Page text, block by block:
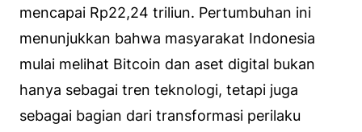
mencapai Rp22,24 triliun. Pertumbuhan ini
menunjukkan bahwa masyarakat Indonesia
mulai melihat Bitcoin dan aset digital bukan
hanya sebagai tren teknologi, tetapi juga
sebagai bagian dari transformasi perilaku